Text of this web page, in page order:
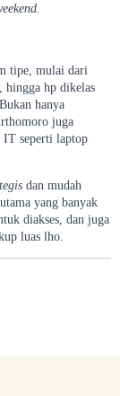
tipe, mulai dari
hingga hp dikelas
hanya
juga
IT seperti laptop
dan mudah
yang banyak
diakses, dan juga
luas lho.